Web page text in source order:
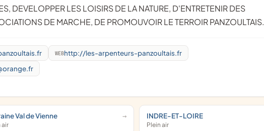
DE MARCHE, DE PROMOUVOIR LE TERROIR PANZOULTAIS.
WEBhttp://les-arpenteurs-panzoultais.fr
Val de Vienne
air
INDRE-ET-LOIRE
Plein air